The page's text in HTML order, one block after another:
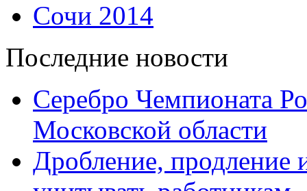
Сочи 2014
Последние новости
Серебро Чемпионата
Московской области
Дробление, продление